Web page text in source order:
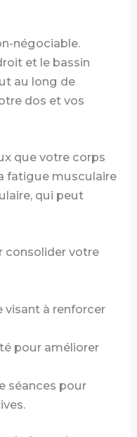
négociable.
et le bassin
au long de
dos et vos
que votre corps
fatigue musculaire
qui peut
consolider votre
visant à renforcer
pour améliorer
séances pour